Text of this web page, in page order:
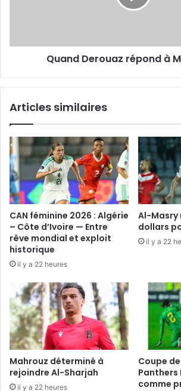
Quand Derouaz répond à
Articles similaires
CAN féminine 2026 : Algérie
– Côte d’Ivoire — Entre
rêve mondial et exploit
historique
il y a 22 heures
Al-Masry
dollars
il y a 22
Mahrouz déterminé à
rejoindre Al-Sharjah
il y a 22 heures
Coupe de
Panthers
comme